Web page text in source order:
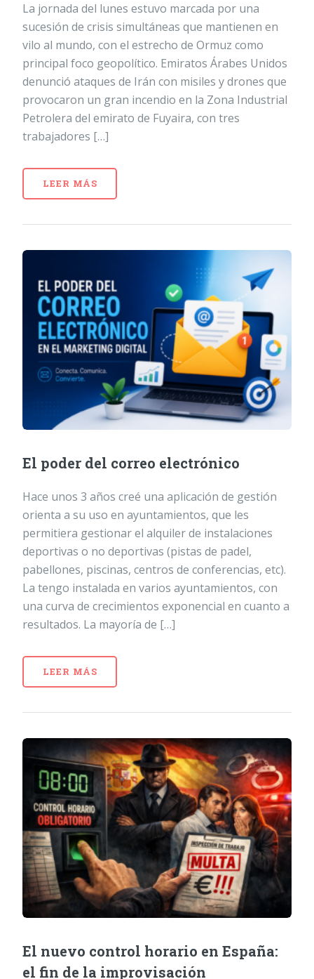
La jornada del lunes estuvo marcada por una
sucesión de crisis simultáneas que mantienen en
vilo al mundo, con el estrecho de Ormuz como
principal foco geopolítico. Emiratos Árabes Unidos
denunció ataques de Irán con misiles y drones que
provocaron un gran incendio en la Zona Industrial
Petrolera del emirato de Fuyaira, con tres
trabajadores […]
LEER MÁS
El poder del correo electrónico
Hace unos 3 años creé una aplicación de gestión
orienta a su uso en ayuntamientos, que les
permitiera gestionar el alquiler de instalaciones
deportivas o no deportivas (pistas de padel,
pabellones, piscinas, centros de conferencias, etc).
La tengo instalada en varios ayuntamientos, con
una curva de crecimientos exponencial en cuanto a
resultados. La mayoría de […]
LEER MÁS
El nuevo control horario en España:
el fin de la improvisación